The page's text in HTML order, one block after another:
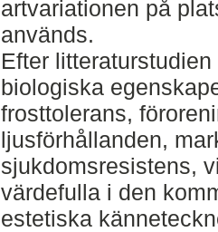
artvariationen på
används.
Efter
biologiska
frosttolerans,
ljusförhållanden,
sjukdomsresistens,
värdefulla i den
estetiska